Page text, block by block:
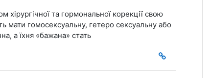
та гормональної корекції свою
мати гомосексуальну, гетеро сексуальну або
а їхня «бажана» стать